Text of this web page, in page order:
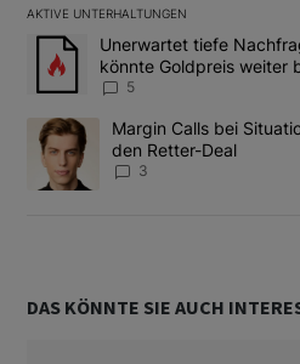
AKTIVE UNTERHALTUNGEN
Das Folgende ist eine Liste der
Ein Trendartikel mit dem Titel
Unerwartet tiefe
könnte Goldpreis weiter
5
Ein Trendartikel mit dem Titel
Margin Calls bei
den Retter-Deal
3
DAS KÖNNTE SIE AUCH